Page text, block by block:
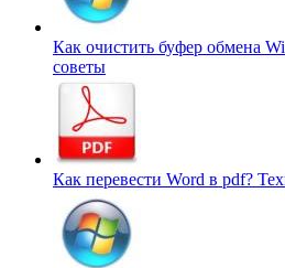
Как очистить буфер обмена
советы
Как перевести Word в pdf?